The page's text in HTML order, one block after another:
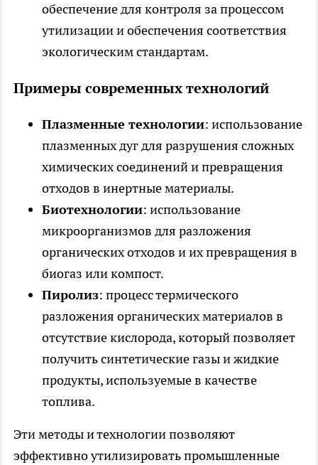
обеспечение для контроля за процессом
утилизации и обеспечения соответствия
экологическим стандартам.
Примеры современных технологий
Плазменные технологии: использование
плазменных дуг для разрушения сложных
химических соединений и превращения
отходов в инертные материалы.
Биотехнологии: использование
микроорганизмов для разложения
органических отходов и их превращения в
биогаз или компост.
Пиролиз: процесс термического
разложения органических материалов в
отсутствие кислорода, который позволяет
получить синтетические газы и жидкие
продукты, используемые в качестве
топлива.
Эти методы и технологии позволяют
эффективно утилизировать промышленные